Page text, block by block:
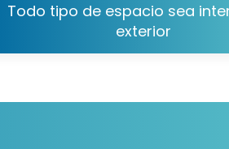
Todo tipo de espacio sea
exterior